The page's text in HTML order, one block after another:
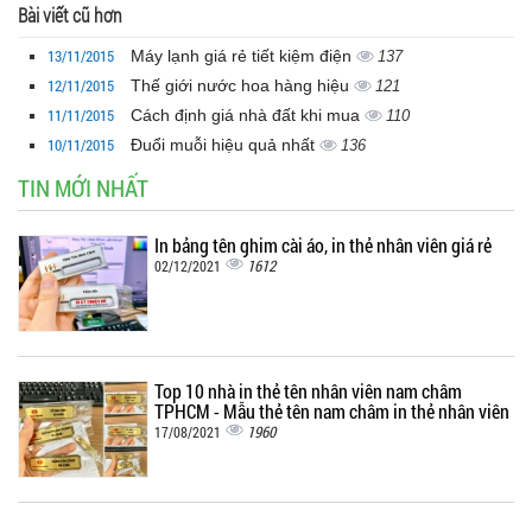
Bài viết cũ hơn
13/11/2015 Máy lạnh giá rẻ tiết kiệm điện 137
12/11/2015 Thế giới nước hoa hàng hiệu 121
11/11/2015 Cách định giá nhà đất khi mua 110
10/11/2015 Đuổi muỗi hiệu quả nhất 136
TIN MỚI NHẤT
In bảng tên ghim cài áo, in thẻ nhân viên giá rẻ
02/12/2021 1612
Top 10 nhà in thẻ tên nhân viên nam châm
TPHCM - Mẫu thẻ tên nam châm in thẻ nhân viên
17/08/2021 1960